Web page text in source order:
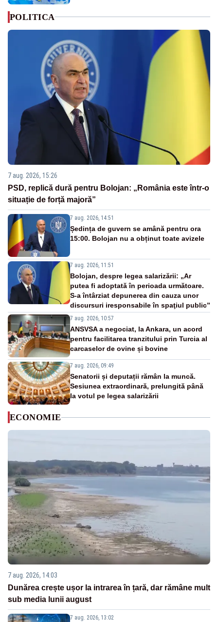
POLITICA
7 aug. 2026, 15:26
PSD, replică dură pentru Bolojan: „România este într-o
situație de forță majoră”
7 aug. 2026, 14:51
Ședința de guvern se amână pentru ora
15:00. Bolojan nu a obținut toate avizele
7 aug. 2026, 11:51
Bolojan, despre legea salarizării: „Ar
putea fi adoptată în perioada următoare.
S-a întârziat depunerea din cauza unor
discursuri iresponsabile în spaţiul public”
7 aug. 2026, 10:57
ANSVSA a negociat, la Ankara, un acord
pentru facilitarea tranzitului prin Turcia al
carcaselor de ovine și bovine
7 aug. 2026, 09:49
Senatorii și deputații rămân la muncă.
Sesiunea extraordinară, prelungită până
la votul pe legea salarizării
ECONOMIE
7 aug. 2026, 14:03
Dunărea crește ușor la intrarea în țară, dar rămâne mult
sub media lunii august
7 aug. 2026, 13:02